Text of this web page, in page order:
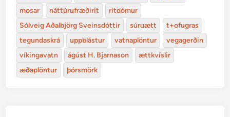
mosar
náttúrufræðirit
ritdómur
Sólveig Aðalbjörg Sveinsdóttir
súruætt
t+ofugras
tegundaskrá
uppblástur vatnaplöntur
vegagerðin
víkingavatn
ágúst H. Bjarnason
ættkvíslir
æðaplöntur
þórsmörk